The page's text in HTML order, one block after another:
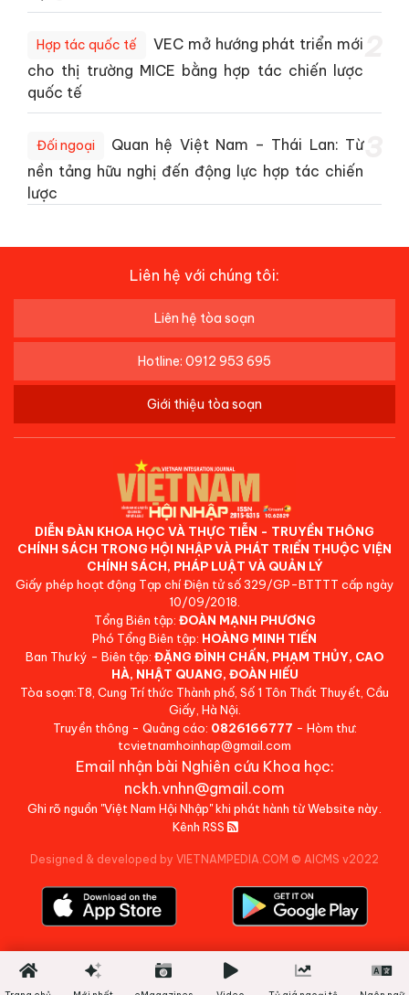
Hợp tác quốc tế
VEC mở hướng phát triển mới
cho thị trường MICE bằng hợp tác chiến lược
quốc tế
Đối ngoại
Quan hệ Việt Nam – Thái Lan: Từ
nền tảng hữu nghị đến động lực hợp tác chiến
lược
Liên hệ với chúng tôi:
Liên hệ tòa soạn
Hotline: 0912 953 695
Giới thiệu tòa soạn
DIỄN ĐÀN KHOA HỌC VÀ THỰC TIỄN - TRUYỀN THÔNG
CHÍNH SÁCH TRONG HỘI NHẬP VÀ PHÁT TRIỂN THUỘC VIỆN
CHÍNH SÁCH, PHÁP LUẬT VÀ QUẢN LÝ
Giấy phép hoạt động Tạp chí Điện tử số 329/GP-BTTTT cấp ngày
10/09/2018.
Tổng Biên tập: ĐOÀN MẠNH PHƯƠNG
Phó Tổng Biên tập: HOÀNG MINH TIẾN
Ban Thư ký - Biên tập: ĐẶNG ĐÌNH CHẤN, PHẠM THỦY, CAO
HÀ, NHẬT QUANG, ĐOÀN HIẾU
Tòa soạn:T8, Cung Trí thức Thành phố, Số 1 Tôn Thất Thuyết, Cầu
Giấy, Hà Nội.
Truyền thông - Quảng cáo: 0826166777 - Hòm thư:
tcvietnamhoinhap@gmail.com
Email nhận bài Nghiên cứu Khoa học:
nckh.vnhn@gmail.com
Ghi rõ nguồn "Việt Nam Hội Nhập" khi phát hành từ Website này.
Kênh RSS
Designed & developed by VIETNAMPEDIA.COM © AICMS v2022